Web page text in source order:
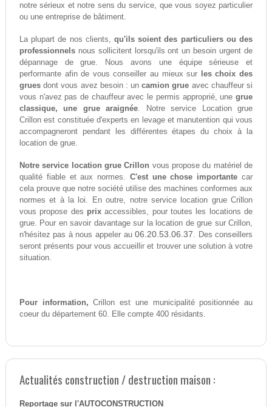
notre sérieux et notre sens du service, que vous soyez particulier
ou une entreprise de bâtiment.
La plupart de nos clients, qu'ils soient des particuliers ou des
professionnelsnous sollicitent lorsqu'ils ont un besoin urgent de
dépannage de grue. Nous avons une équipe sérieuse et
performante afin de vous conseiller au mieux sur
les choix des
gruesdont vous avez besoin : uncamion grue avec chauffeur si
vous n'avez pas de chauffeur avec le permis approprié, unegrue
classique, une grue araignée. Notre service Location grue
Crillon est constituée d'experts en levage et manutention qui vous
accompagneront pendant les différentes étapes du choix à la
location de grue.
Notre service location grue Crillon vous propose du matériel de
qualité fiable et aux normes. C'est une chose importante car
cela prouve que notre société utilise des machines conformes aux
normes et à la loi. En outre, notre service location grue Crillon
vous propose des prixaccessibles, pour toutes les locations de
grue. Pour en savoir davantage sur la location de grue sur Crillon,
n'hésitez pas à nous appeler au06.20.53.06.37. Des conseillers
seront présents pour vous accueillir et trouver une solution à votre
situation.
Pour information, Crillon est une municipalité positionnée au
coeur du département 60. Elle compte 400 résidants.
Actualités construction / destruction maison :
Reportage sur l'AUTOCONSTRUCTION